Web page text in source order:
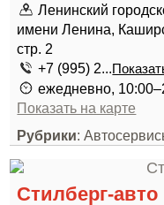
Ленинский
имени Ленина,
стр. 2
+7 (995) 2...
ежедневно,
Показать на карте
Рубрики:
Стилберг-авто